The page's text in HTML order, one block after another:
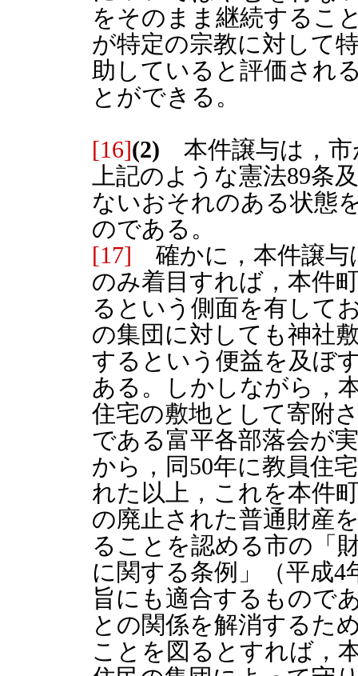
をそのまま継続するこ
が特定の宗教に対して
助していると評価され
とができる。
[16](2) 本件譲与は，市
上記のような憲法89条
ないおそれのある状態
のである。
[17] 確かに，本件譲与
のみ着目すれば，本件
るという側面を有して
の集団に対しても神社
するという便益を及ぼ
ある。しかしながら，
住宅の敷地として寄附
である富平各部落会が
から，同50年に教員住
れた以上，これを本件
の廃止された普通財産
ることを認める市の「
に関する条例」（平成4
旨にも適合するもので
との関係を解消するた
ことを図るとすれば，